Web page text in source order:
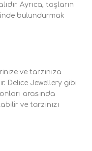
Ayrıca, taşların
bulundurmak
ve tarzınıza
Delice Jewellery gibi
arasında
ve tarzınızı